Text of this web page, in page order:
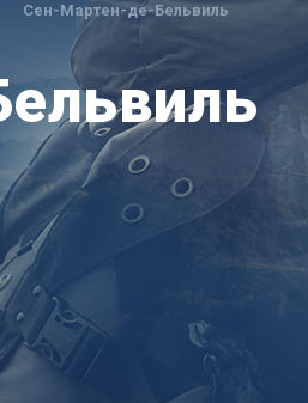
Сен-Мартен-де-Бельвиль